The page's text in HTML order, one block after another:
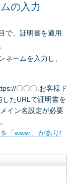
の入力
で、証明書を適用
ネームを入力し、
〇〇〇.お客様ド
したURLで証明書を
イン名設定が必要
「www.」があり/